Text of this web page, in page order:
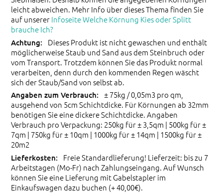
leicht abweichen. Mehr Info über dieses Thema finden Sie
auf unsererInfoseite Welche Körnung Kies oder Splitt
brauche Ich?
Dieses Produkt ist nicht gewaschen und enthält
möglicherweise Staub und Sand aus dem Steinbruch oder
vom Transport. Trotzdem können Sie das Produkt normal
verarbeiten, denn durch den kommenden Regen wäscht
sich der Staub/Sand von selbst ab.
± 75kg / 0,05m3 pro qm,
ausgehend von 5cm Schichtdicke. Für Körnungen ab 32mm
benötigen Sie eine dickere Schichtdicke. Angaben
Verbrauch pro Verpackung: 250kg für ± 3,5qm | 500kg für ±
7qm | 750kg für ± 10qm | 1000kg für ± 14qm | 1500kg für ±
20m2
Freie Standardlieferung! Lieferzeit: bis zu 7
Arbeitstagen (Mo-Fr) nach Zahlungseingang. Auf Wunsch
können Sie eine Lieferung mit Gabelstapler im
Einkaufswagen dazu buchen (+ 40,00€).